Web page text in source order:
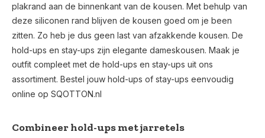
plakrand aan de binnenkant van de kousen. Met behulp van
deze siliconen rand blijven de kousen goed om je been
zitten. Zo heb je dus geen last van afzakkende kousen. De
hold-ups en stay-ups zijn elegante dameskousen. Maak je
outfit compleet met de hold-ups en stay-ups uit ons
assortiment. Bestel jouw hold-ups of stay-ups eenvoudig
online op SQOTTON.nl
Combineer hold-ups met jarretels